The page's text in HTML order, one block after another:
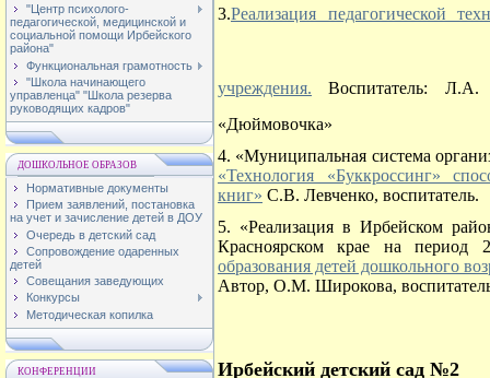
"Центр психолого-
педагогической, медицинской и
социальной помощи Ирбейского
района"
Функциональная грамотность
"Школа начинающего
управленца" "Школа резерва
руководящих кадров"
ДОШКОЛЬНОЕ ОБРАЗОВ
Нормативные документы
Прием заявлений, постановка
на учет и зачисление детей в ДОУ
Очередь в детский сад
Сопровождение одаренных
детей
Совещания заведующих
Конкурсы
Методическая копилка
КОНФЕРЕНЦИИ
3.Реализация педагогической
учреждения.
Воспитатель:
«Дюймовочка»
4. «Муниципальная система
«Технология «Буккроссинг»
книг» С.В. Левченко, воспитатель.
5. «Реализация в Ирбейском
Красноярском крае на период
образования детей дошкольного
Автор, О.М. Широкова,
Ирбейский детский сад №2